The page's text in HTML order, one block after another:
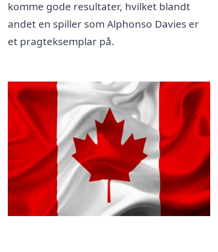
komme gode resultater, hvilket blandt
andet en spiller som Alphonso Davies er
et pragteksemplar på.